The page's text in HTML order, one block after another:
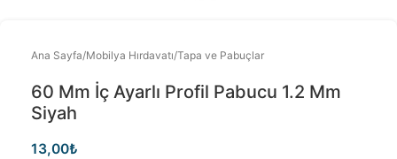
Ana Sayfa/Mobilya Hırdavatı/Tapa ve Pabuçlar
60 Mm İç Ayarlı Profil Pabucu 1.2 Mm
Siyah
13,00₺